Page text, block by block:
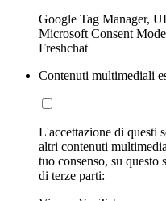
Google Tag Manager,
Microsoft Consent
Freshchat
Contenuti multimediali
L'accettazione di questi
altri contenuti
tuo consenso, su
di terze parti: